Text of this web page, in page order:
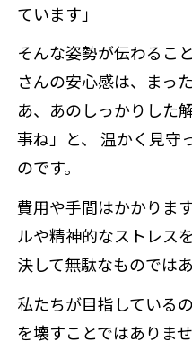
ています」
そんな姿勢が伝わるこ
さんの安心感は、まっ
あ、あのしっかりした
事ね」と、 温かく見守
のです。
費用や手間はかかりま
ルや精神的なストレス
決して無駄なものでは
私たちが目指している
を壊すことではありませ